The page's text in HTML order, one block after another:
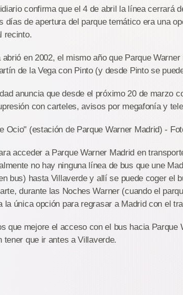
confirma que el 4 de abril la línea cerrará
días de apertura del parque temático era una
recinto.
abrió en 2002, el mismo año que Parque
de la Vega con Pinto (y desde Pinto se
anuncia que desde el próximo 20 de marzo
con carteles, avisos por megafonía y
Ocio" (estación de Parque Warner Madrid) -
acceder a Parque Warner Madrid en
no hay ninguna línea de bus que une
bus) hasta Villaverde y allí se puede coger el
durante las Noches Warner (cuando el
la única opción para regrasar a Madrid con el
que mejore el acceso con el bus hacia Parque
tener que ir antes a Villaverde.